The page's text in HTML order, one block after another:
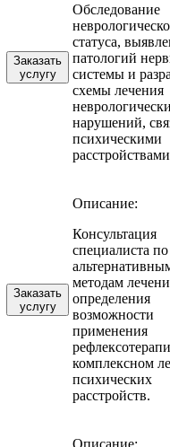
Заказать
услугу
Обследование
статуса,
патологий
системы и
схемы лечения
нарушений,
психическими
Заказать
услугу
Описание:
Консультация
специалиста по
методам
определения
возможности
применения
комплексном
психических
расстройств.
Описание: